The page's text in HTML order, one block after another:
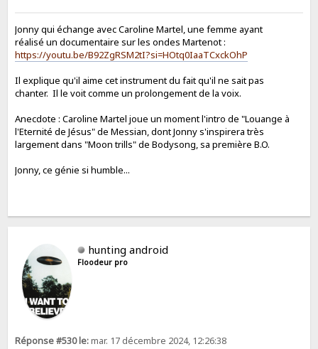
Jonny qui échange avec Caroline Martel, une femme ayant
réalisé un documentaire sur les ondes Martenot :
https://youtu.be/B92ZgRSM2tI?si=HOtq0IaaTCxckOhP
Il explique qu'il aime cet instrument du fait qu'il ne sait pas
chanter. Il le voit comme un prolongement de la voix.
Anecdote : Caroline Martel joue un moment l'intro de "Louange à
l'Eternité de Jésus" de Messian, dont Jonny s'inspirera très
largement dans "Moon trills" de Bodysong, sa première B.O.
Jonny, ce génie si humble...
hunting android
Floodeur pro
Réponse #530 le:mar. 17 décembre 2024, 12:26:38